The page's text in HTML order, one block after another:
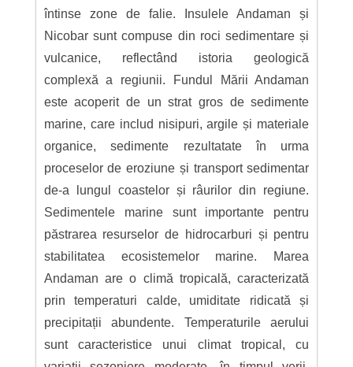
întinse zone de falie. Insulele Andaman și
Nicobar sunt compuse din roci sedimentare și
vulcanice, reflectând istoria geologică
complexă a regiunii. Fundul Mării Andaman
este acoperit de un strat gros de sedimente
marine, care includ nisipuri, argile și materiale
organice, sedimente rezultatate în urma
proceselor de eroziune și transport sedimentar
de-a lungul coastelor și râurilor din regiune.
Sedimentele marine sunt importante pentru
păstrarea resurselor de hidrocarburi și pentru
stabilitatea ecosistemelor marine. Marea
Andaman are o climă tropicală, caracterizată
prin temperaturi calde, umiditate ridicată și
precipitații abundente. Temperaturile aerului
sunt caracteristice unui climat tropical, cu